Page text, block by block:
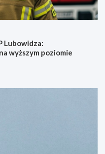
Lubowidza:
wyższym poziomie